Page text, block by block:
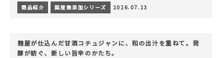
コク深い旨みが楽しめる特製チリソース
&hellip; 続きを読む ピリッと刺激のあ
商品紹介 国産無添加シリーズ 2026.07.13
麹屋が仕込んだ甘酒コチュジャンに、和の出汁を重ねて。発
酵が紡ぐ、新しい旨辛のかたち。